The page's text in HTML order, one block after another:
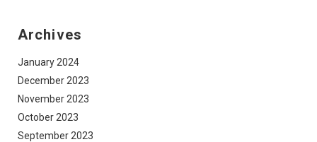
Archives
January 2024
December 2023
November 2023
October 2023
September 2023